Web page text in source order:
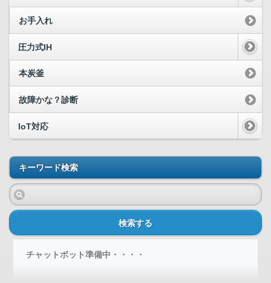
お手入れ
圧力式IH
本炭釜
故障かな？診断
IoT対応
キーワード検索
検索する
チャットボット準備中・・・・